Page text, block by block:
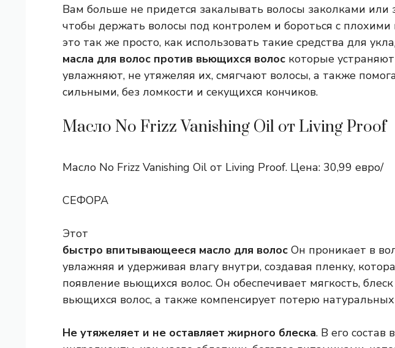
Вам больше не придется закалывать волосы заколками или
чтобы держать волосы под контролем и бороться с
это так же просто, как использовать такие средства для
масла для волос против вьющихся волос которые
увлажняют, не утяжеляя их, смягчают волосы, а также
сильными, без ломкости и секущихся кончиков.
Масло No Frizz Vanishing Oil от Living Proof
Масло No Frizz Vanishing Oil от Living Proof. Цена: 30,99 евро/
СЕФОРА
Этот
быстро впитывающееся масло для волос Он проникает в
увлажняя и удерживая влагу внутри, создавая пленку,
появление вьющихся волос. Он обеспечивает мягкость,
вьющихся волос, а также компенсирует потерю
Не утяжеляет и не оставляет жирного блеска. В его состав